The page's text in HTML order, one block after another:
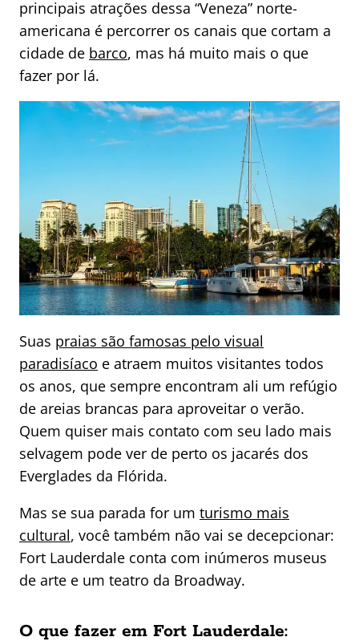
principais atrações dessa “Veneza” norte-
americana é percorrer os canais que cortam a
cidade de barco, mas há muito mais o que
fazer por lá.
Suas praias são famosas pelo visual
paradisíaco e atraem muitos visitantes todos
os anos, que sempre encontram ali um refúgio
de areias brancas para aproveitar o verão.
Quem quiser mais contato com seu lado mais
selvagem pode ver de perto os jacarés dos
Everglades da Flórida.
Mas se sua parada for um turismo mais
cultural, você também não vai se decepcionar:
Fort Lauderdale conta com inúmeros museus
de arte e um teatro da Broadway.
O que fazer em Fort Lauderdale: